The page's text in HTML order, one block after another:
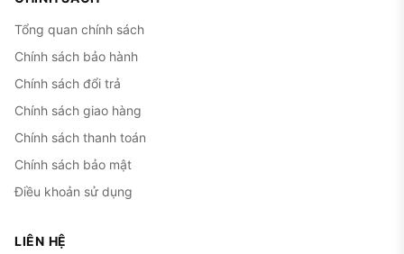
Tổng quan chính sách
Chính sách bảo hành
Chính sách đổi trả
Chính sách giao hàng
Chính sách thanh toán
Chính sách bảo mật
Điều khoản sử dụng
LIÊN HỆ